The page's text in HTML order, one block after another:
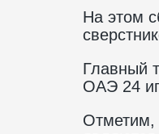
На этом
Главный
ОАЭ 24
Отметим,